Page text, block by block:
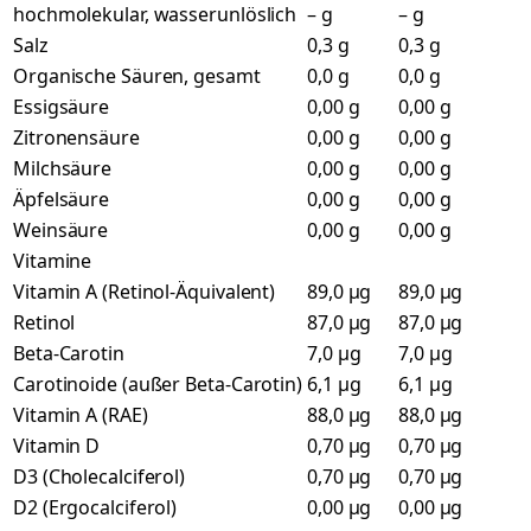
hochmolekular, wasserunlöslich – g
– g
Salz
0,3 g
0,3 g
Organische Säuren, gesamt
0,0 g
0,0 g
Essigsäure
0,00 g
0,00 g
Zitronensäure
0,00 g
0,00 g
Milchsäure
0,00 g
0,00 g
Äpfelsäure
0,00 g
0,00 g
Weinsäure
0,00 g
0,00 g
Vitamine
Vitamin A (Retinol-Äquivalent)
89,0 µg
89,0 µg
Retinol
87,0 µg
87,0 µg
Beta-Carotin
7,0 µg
7,0 µg
Carotinoide (außer Beta-Carotin) 6,1 µg
6,1 µg
Vitamin A (RAE)
88,0 µg
88,0 µg
Vitamin D
0,70 µg
0,70 µg
D3 (Cholecalciferol)
0,70 µg
0,70 µg
D2 (Ergocalciferol)
0,00 µg
0,00 µg